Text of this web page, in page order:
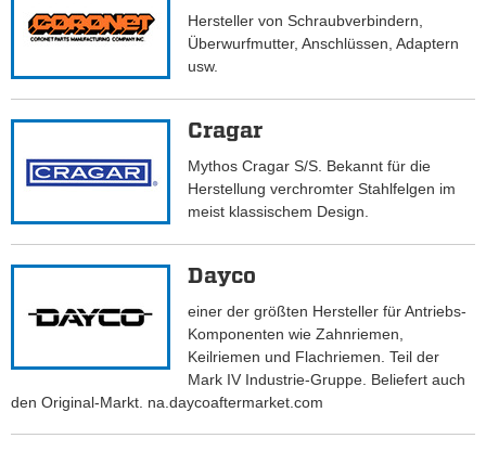
Hersteller von Schraubverbindern,
Überwurfmutter, Anschlüssen, Adaptern
usw.
Cragar
Mythos Cragar S/S. Bekannt für die
Herstellung verchromter Stahlfelgen im
meist klassischem Design.
Dayco
einer der größten Hersteller für Antriebs-
Komponenten wie Zahnriemen,
Keilriemen und Flachriemen. Teil der
Mark IV Industrie-Gruppe. Beliefert auch
den Original-Markt. na.daycoaftermarket.com